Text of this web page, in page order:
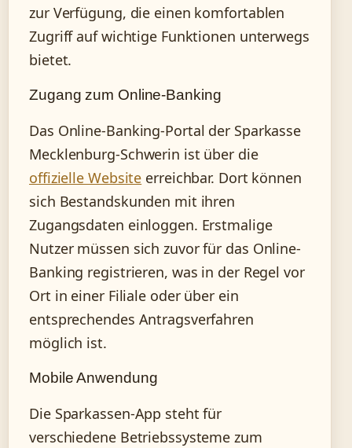
zur Verfügung, die einen komfortablen
Zugriff auf wichtige Funktionen unterwegs
bietet.
Zugang zum Online-Banking
Das Online-Banking-Portal der Sparkasse
Mecklenburg-Schwerin ist über die
offizielle Website erreichbar. Dort können
sich Bestandskunden mit ihren
Zugangsdaten einloggen. Erstmalige
Nutzer müssen sich zuvor für das Online-
Banking registrieren, was in der Regel vor
Ort in einer Filiale oder über ein
entsprechendes Antragsverfahren
möglich ist.
Mobile Anwendung
Die Sparkassen-App steht für
verschiedene Betriebssysteme zum